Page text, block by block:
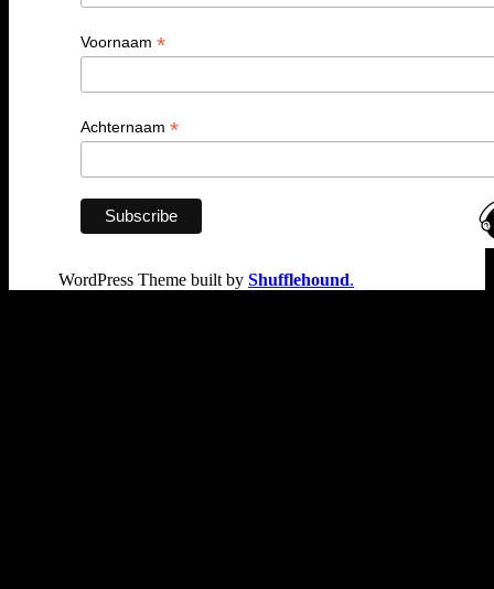
Voornaam *
Achternaam *
WordPress Theme built by Shufflehound.